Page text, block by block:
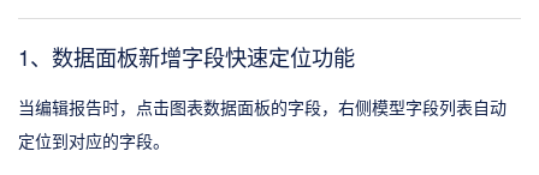
1、数据面板新增字段快速定位功能
当编辑报告时，点击图表数据面板的字段，右侧模型字段列表自动
定位到对应的字段。